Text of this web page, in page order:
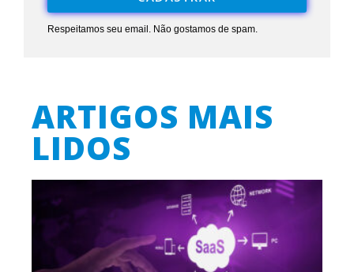
Respeitamos seu email. Não gostamos de spam.
ARTIGOS MAIS
LIDOS